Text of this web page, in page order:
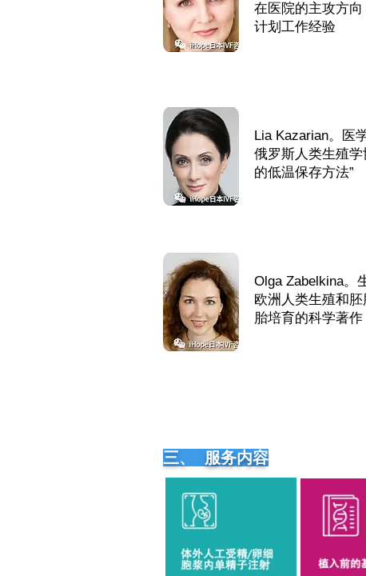
在医院的主攻方
计划工作经验
Lia Kazarian。医
俄罗斯人类生殖
的低温保存方法”
Olga Zabelkina。
欧洲人类生殖和
胎培育的科学著作
三、 服务内容